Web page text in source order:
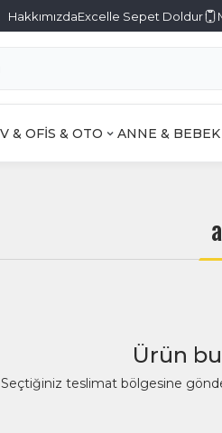
HakkımızdaExcelle Sepet Doldur
& OFİS & OTO ANNE & BEBEK
Ürün
Seçtiğiniz teslimat bölgesine